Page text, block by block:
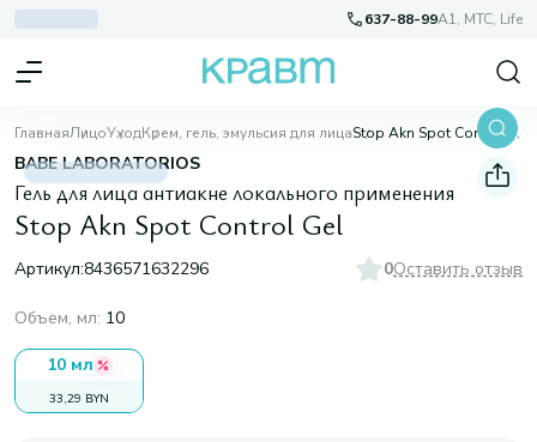
637-88-99A1, МТС, Life
ГлавнаяЛицоУходКрем, гель, эмульсия для лица Stop Akn Spot Control Gel
BABE LABORATORIOS
Гель для лица антиакне локального применения
Stop Akn Spot Control Gel
Артикул:8436571632296 0Оставить отзыв
Объем, мл: 10
10 мл
33,29 BYN